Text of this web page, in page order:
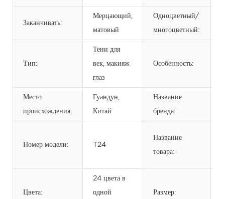
Заканчивать:
Мерцающий,
матовый
Одноцветный/
многоцветный:
Тип:
Тени для
век, макияж
глаз
Особенность:
Место
происхождения:
Гуандун,
Китай
Название
бренда:
Номер модели: T24
Название
товара:
Цвета:
24 цвета в
одной Размер: